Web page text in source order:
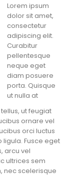
Lorem ipsum
dolor sit amet,
consectetur
adipiscing elit.
Curabitur
pellentesque
neque eget
diam posuere
porta. Quisque
ut nulla at
ut feugiat
ornare vel
orci luctus
ligula. Fusce eget
arcu vel
ultrices sem
nec scelerisque